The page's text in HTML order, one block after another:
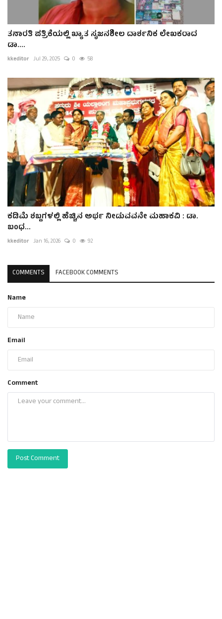
ತನಾರತಿ ಪತ್ರಿಕೆಯಲ್ಲಿ ಖ್ಯಾತ ಸೃಜನಶೀಲ ದಾರ್ಶನಿಕ ಲೇಖಕರಾದ
ಡಾ....
kkeditor Jul 29, 2025 0 58
ಕಡಿಮೆ ಶಬ್ದಗಳಲ್ಲಿ ಹೆಚ್ಚಿನ ಅರ್ಥ ನೀಡುವವನೇ ಮಹಾಕವಿ : ಡಾ.
ಬಂಧ...
kkeditor Jan 16, 2026 0 92
COMMENTS FACEBOOK COMMENTS
Name
Email
Comment
Post Comment